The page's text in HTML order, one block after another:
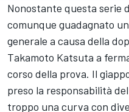
Nonostante questa serie
comunque guadagnato
generale a causa della
Takamoto Katsuta a
corso della prova. Il
preso la responsabilità
troppo una curva con